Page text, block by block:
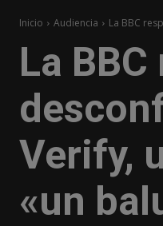
Inicio Audiencia La BBC
La
Verify,
«un